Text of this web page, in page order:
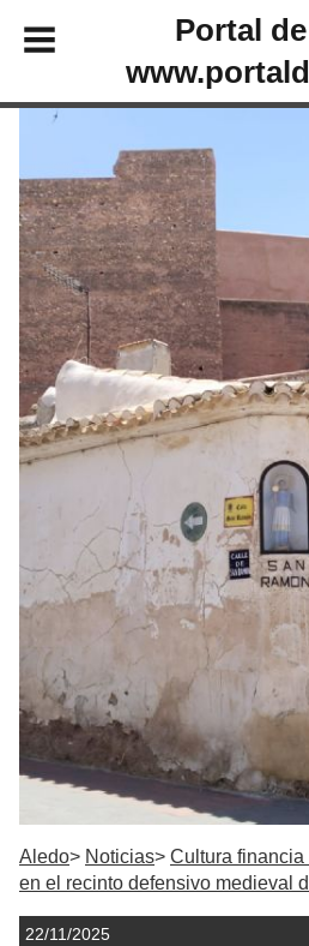
Portal
Aledo Noticias
Cultura
en el recinto defensivo medieval
22/11/2025